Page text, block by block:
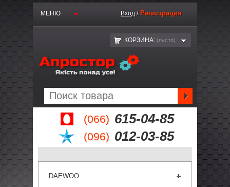
(066) 615-04-85
(096) 012-03-85
МЕНЮ Вход / Регистрация
КОРЗИНА: (пустo)
DAEWOO